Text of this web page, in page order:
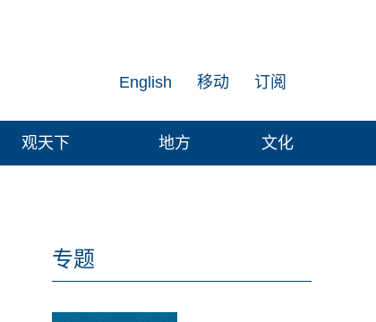
订阅
移动
English
观天下 地方 文化
专题